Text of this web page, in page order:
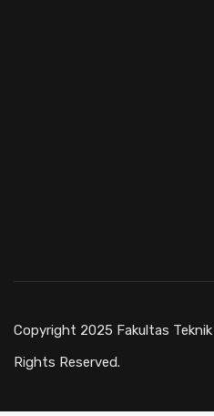
Copyright 2025 Fakultas
Rights Reserved.